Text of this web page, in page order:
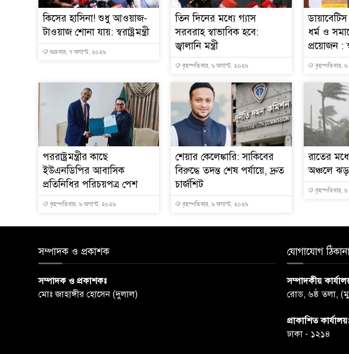
কিসের হাসিনা! শুধু আওয়াজ-
টাওয়াজ শোনা যায়: স্বরাষ্ট্রমন্ত্রী
শুক্রবার, ৭ অগাস্ট, ২০২৬
তিন দিনের মধ্যে গ্যাস
সরবরাহ স্বাভাবিক হবে:
জ্বালানি মন্ত্রী
বৃহস্পতিবার, ৬ অগাস্ট, ২০২৬
ধর্ম ও
প্রয়োজন :
বৃহস্পতিবার,
পররাষ্ট্রমন্ত্রীর কা‌ছে
ইউএনডিপির আবাসিক
প্রতিনিধির পরিচয়পত্র পেশ
বৃহস্পতিবার, ৬ অগাস্ট, ২০২৬
শেয়ার কেলেঙ্কারি: সাকিবের
বিরুদ্ধে তদন্ত শেষ পর্যায়ে, দ্রুত
চার্জশিট
বৃহস্পতিবার, ৬ অগাস্ট, ২০২৬
রাতের
অঞ্চলে
বৃহস্পতিবার,
সম্পাদক ও প্রকাশক
সম্পাদক ও প্রকাশকঃ
মোঃ জাহাঙ্গীর হোসেন (দুলাল)
যোগাযোগ
সম্পাদকীয়
রোড, ৬ষ্ঠ তলা,
প্রাকাশিত
ঢাকা - ১২১৪